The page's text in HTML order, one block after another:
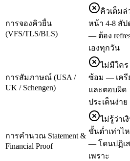
การจองคิวยื่น
(VFS/TLS/BLS)
คิวเต็มล่
หน้า 4-8 สัป
— ต้อง
เองทุกวัน
การสัมภาษณ์ (USA /
UK / Schengen)
ไม่มีใคร
ซ้อม — เครี
และตอบผิด
ประเด็นง่าย
การคำนวณ Statement &
Financial Proof
ไม่รู้ว่าเ
ขั้นต่ำเท่าไ
— โดนปฏิเ
เพราะ